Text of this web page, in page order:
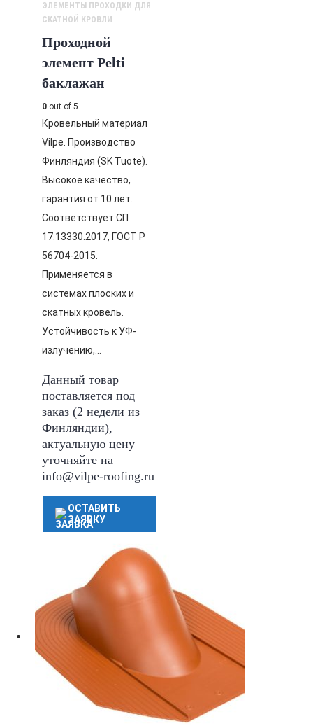
ЭЛЕМЕНТЫ ПРОХОДКИ ДЛЯ
СКАТНОЙ КРОВЛИ
Проходной
элемент Pelti
баклажан
0 out of 5
Кровельный материал
Vilpe. Производство
Финляндия (SK Tuote).
Высокое качество,
гарантия от 10 лет.
Соответствует СП
17.13330.2017, ГОСТ Р
56704-2015.
Применяется в
системах плоских и
скатных кровель.
Устойчивость к УФ-
излучению,…
Данный товар
поставляется под
заказ (2 недели из
Финляндии),
актуальную цену
уточняйте на
info@vilpe-roofing.ru
ОСТАВИТЬ
ЗАЯВКУ